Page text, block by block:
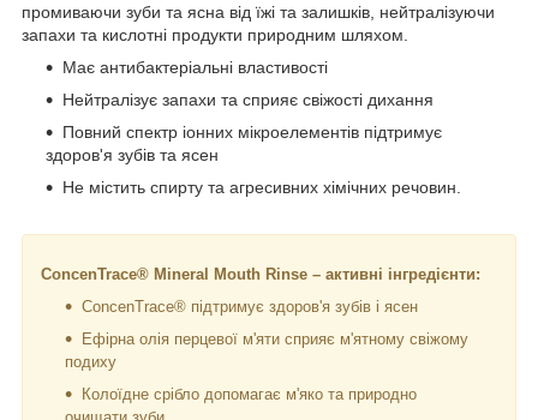
промиваючи зуби та ясна від їжі та залишків, нейтралізуючи
запахи та кислотні продукти природним шляхом.
Має антибактеріальні властивості
Нейтралізує запахи та сприяє свіжості дихання
Повний спектр іонних мікроелементів підтримує
здоров'я зубів та ясен
Не містить спирту та агресивних хімічних речовин.
ConcenTrace® Mineral Mouth Rinse – активні інгредієнти:
ConcenTrace® підтримує здоров'я зубів і ясен
Ефірна олія перцевої м'яти сприяє м'ятному свіжому
подиху
Колоїдне срібло допомагає м'яко та природно